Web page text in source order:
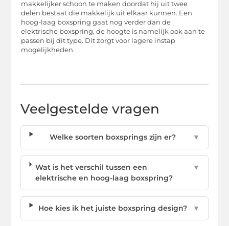
makkelijker schoon te maken doordat hij uit twee
delen bestaat die makkelijk uit elkaar kunnen. Een
hoog-laag boxspring gaat nog verder dan de
elektrische boxspring, de hoogte is namelijk ook aan te
passen bij dit type. Dit zorgt voor lagere instap
mogelijkheden.
Veelgestelde vragen
Welke soorten boxsprings zijn er? ▼
Wat is het verschil tussen een
elektrische en hoog-laag boxspring?
▼
Hoe kies ik het juiste boxspring design? ▼